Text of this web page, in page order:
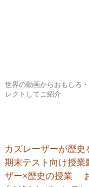
世界の動画からおもしろ
レクトしてご紹介
カズレーザーが歴
期末テスト向け授
ザー×歴史の授業